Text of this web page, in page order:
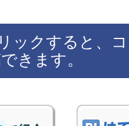
ックすると、
きます。